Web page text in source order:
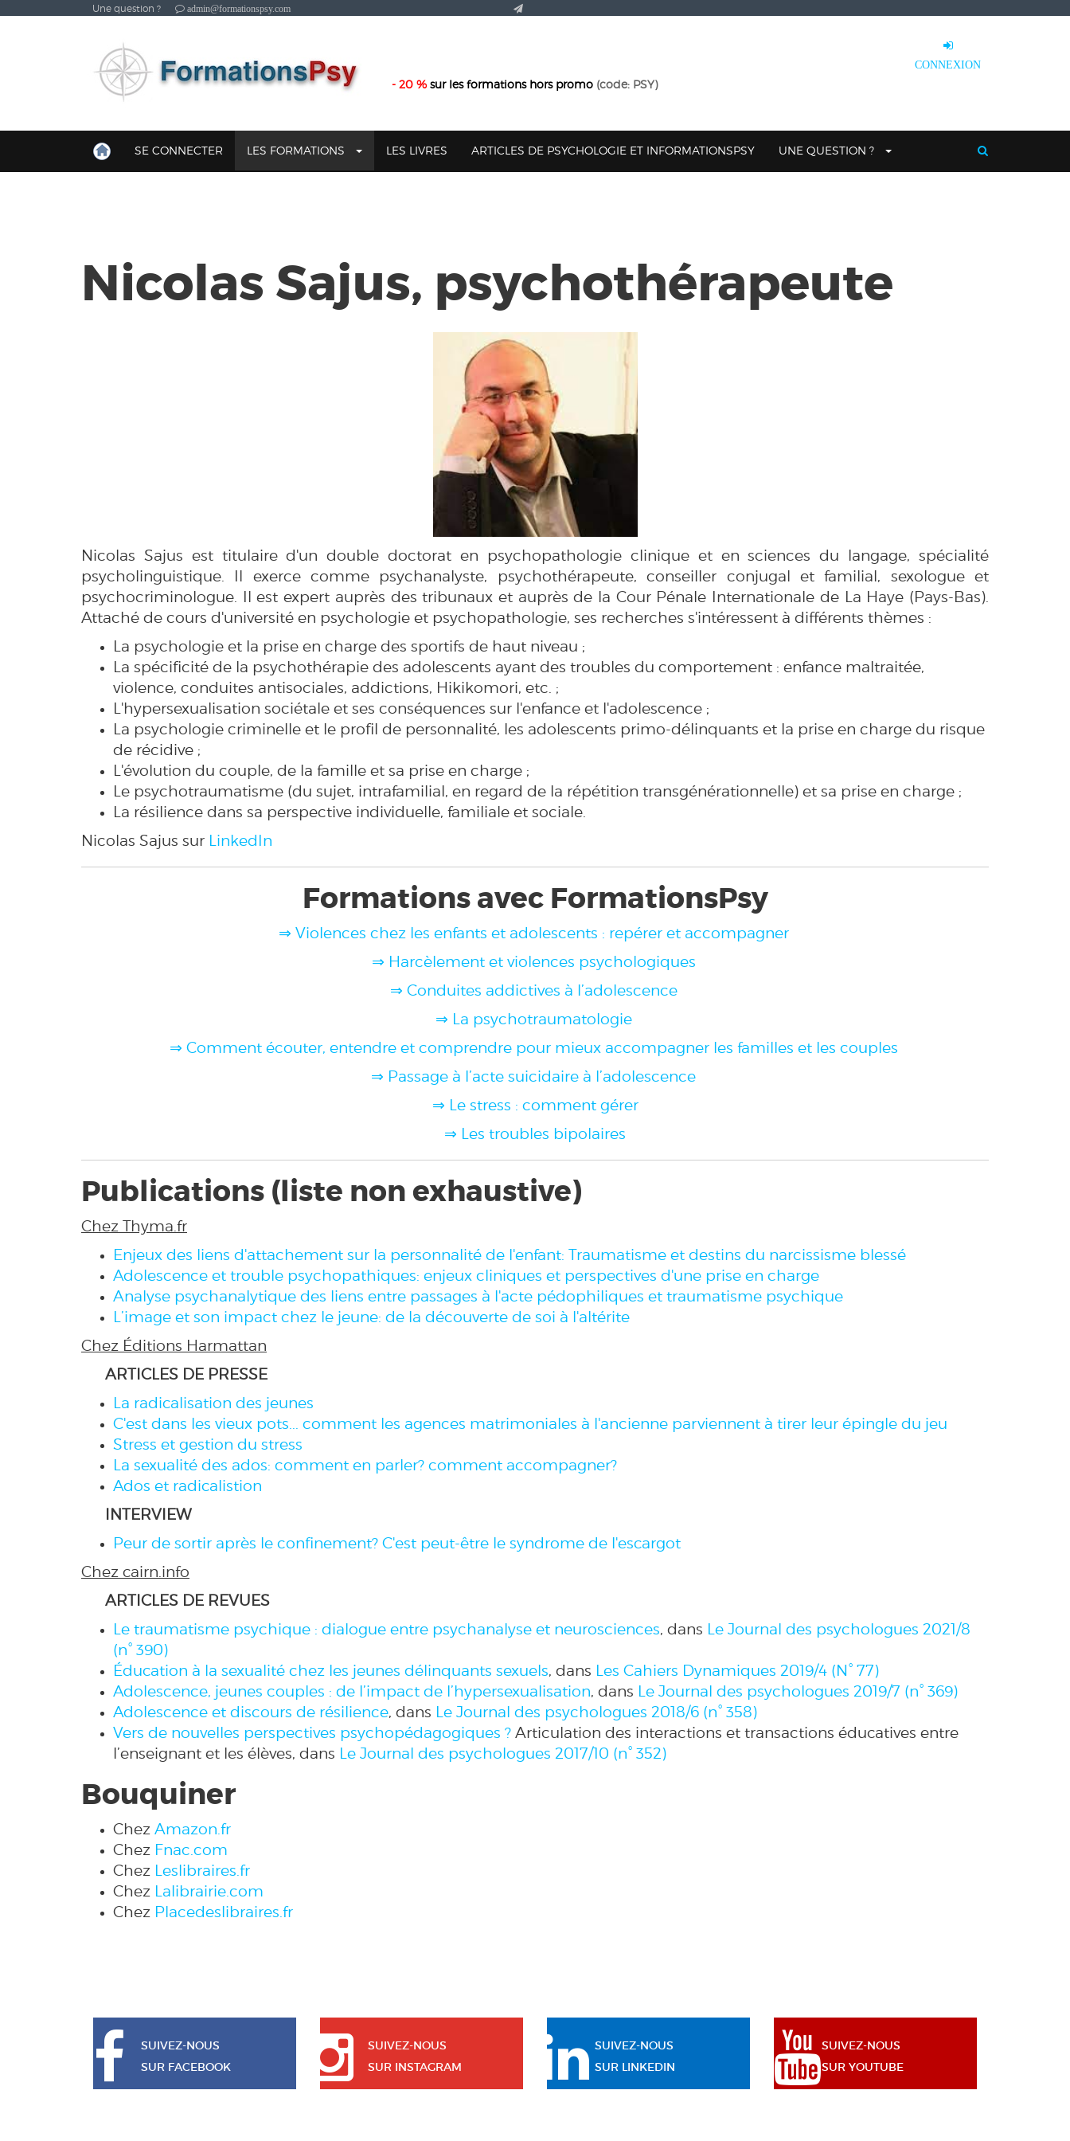
Une question ? admin@formationspsy.com
CONNEXION
- 20 %sur les formations hors promo (code: PSY)
SE CONNECTER LES FORMATIONS LES LIVRES ARTICLES DE PSYCHOLOGIE ET INFORMATIONSPSY UNE QUESTION ?
Nicolas Sajus, psychothérapeute
Nicolas Sajus est titulaire d'un double doctorat en psychopathologie clinique et en sciences du langage, spécialité
psycholinguistique. Il exerce comme psychanalyste, psychothérapeute, conseiller conjugal et familial, sexologue et
psychocriminologue. Il est expert auprès des tribunaux et auprès de la Cour Pénale Internationale de La Haye (Pays-Bas).
Attaché de cours d'université en psychologie et psychopathologie, ses recherches s'intéressent à différents thèmes :
La psychologie et la prise en charge des sportifs de haut niveau ;
La spécificité de la psychothérapie des adolescents ayant des troubles du comportement : enfance maltraitée,
violence, conduites antisociales, addictions, Hikikomori, etc. ;
L'hypersexualisation sociétale et ses conséquences sur l'enfance et l'adolescence ;
La psychologie criminelle et le profil de personnalité, les adolescents primo-délinquants et la prise en charge du risque
de récidive ;
L'évolution du couple, de la famille et sa prise en charge ;
Le psychotraumatisme (du sujet, intrafamilial, en regard de la répétition transgénérationnelle) et sa prise en charge ;
La résilience dans sa perspective individuelle, familiale et sociale.
Nicolas Sajus sur LinkedIn
Formations avec FormationsPsy
⇒ Violences chez les enfants et adolescents : repérer et accompagner
⇒ Harcèlement et violences psychologiques
⇒ Conduites addictives à l’adolescence
⇒ La psychotraumatologie
⇒ Comment écouter, entendre et comprendre pour mieux accompagner les familles et les couples
⇒ Passage à l’acte suicidaire à l’adolescence
⇒ Le stress : comment gérer
⇒ Les troubles bipolaires
Publications (liste non exhaustive)
Chez Thyma.fr
Enjeux des liens d'attachement sur la personnalité de l'enfant: Traumatisme et destins du narcissisme blessé
Adolescence et trouble psychopathiques: enjeux cliniques et perspectives d'une prise en charge
Analyse psychanalytique des liens entre passages à l'acte pédophiliques et traumatisme psychique
L’image et son impact chez le jeune: de la découverte de soi à l'altérite
Chez Éditions Harmattan
ARTICLES DE PRESSE
La radicalisation des jeunes
C'est dans les vieux pots... comment les agences matrimoniales à l'ancienne parviennent à tirer leur épingle du jeu
Stress et gestion du stress
La sexualité des ados: comment en parler? comment accompagner?
Ados et radicalistion
INTERVIEW
Peur de sortir après le confinement? C'est peut-être le syndrome de l'escargot
Chez cairn.info
ARTICLES DE REVUES
Le traumatisme psychique : dialogue entre psychanalyse et neurosciences, dans Le Journal des psychologues 2021/8
(n° 390)
Éducation à la sexualité chez les jeunes délinquants sexuels, dans Les Cahiers Dynamiques 2019/4 (N° 77)
Adolescence, jeunes couples : de l’impact de l’hypersexualisation, dans Le Journal des psychologues 2019/7 (n° 369)
Adolescence et discours de résilience, dans Le Journal des psychologues 2018/6 (n° 358)
Vers de nouvelles perspectives psychopédagogiques ? Articulation des interactions et transactions éducatives entre
l’enseignant et les élèves, dans Le Journal des psychologues 2017/10 (n° 352)
Bouquiner
Chez Amazon.fr
Chez Fnac.com
Chez Leslibraires.fr
Chez Lalibrairie.com
Chez Placedeslibraires.fr
SUIVEZ-NOUS
SUR FACEBOOK
SUIVEZ-NOUS
SUR INSTAGRAM
SUIVEZ-NOUS
SUR LINKEDIN
SUIVEZ-NOUS
SUR YOUTUBE